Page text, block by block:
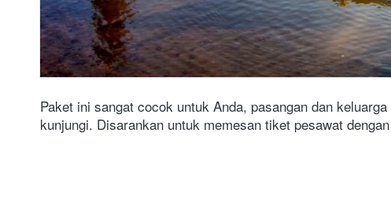
Paket ini sangat cocok untuk Anda, pasangan dan
kunjungi. Disarankan untuk memesan tiket pesawat